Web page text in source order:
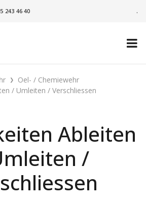
243 46 40 .
Oel- / Chemiewehr
/ Umleiten / Verschliessen
Ableiten
/